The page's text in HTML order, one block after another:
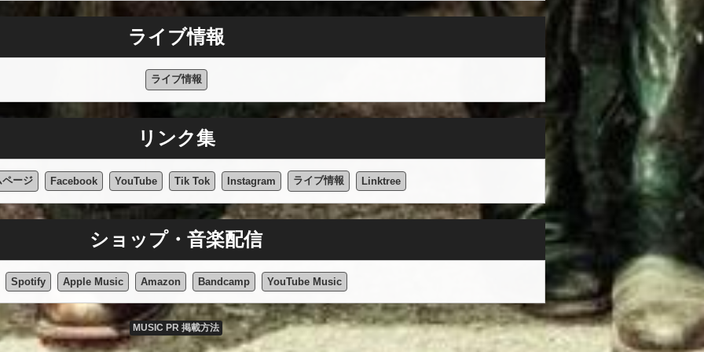
ライブ情報
ライブ情報
リンク集
ページ Facebook YouTube Tik Tok Instagram ライブ情報 Linktree
ショップ・音楽配信
Spotify Apple Music Amazon Bandcamp YouTube Music
MUSIC PR 掲載方法